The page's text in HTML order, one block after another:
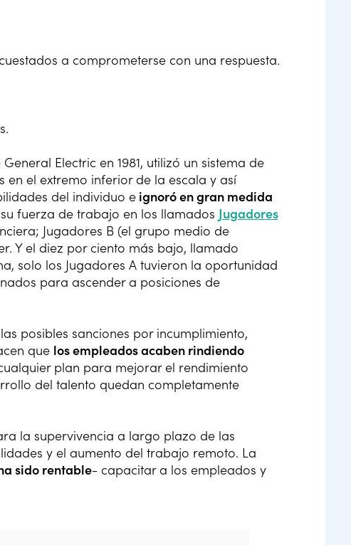
a comprometerse con una respuesta.
Electric en 1981, utilizó un sistema de
el extremo inferior de la escala y así
del individuo eignoró en gran medida
fuerza de trabajo en los llamados Jugadores
Jugadores B (el grupo medio de
Y el diez por ciento más bajo, llamado
solo los Jugadores A tuvieron la oportunidad
para ascender a posiciones de
posibles sanciones por incumplimiento,
que los empleados acaben rindiendo
plan para mejorar el rendimiento
del talento quedan completamente
la supervivencia a largo plazo de las
y el aumento del trabajo remoto. La
sido rentable- capacitar a los empleados y